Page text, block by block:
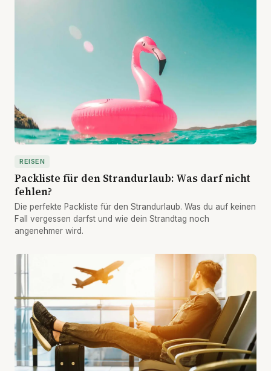
REISEN
Packliste für den Strandurlaub: Was darf nicht
fehlen?
Die perfekte Packliste für den Strandurlaub. Was du auf keinen
Fall vergessen darfst und wie dein Strandtag noch
angenehmer wird.